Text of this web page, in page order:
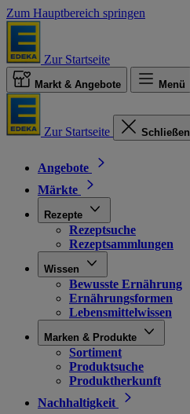
Zum Hauptbereich springen
Zur Startseite
Markt & Angebote Menü
Zur Startseite Schließen
Angebote
Märkte
Rezepte
Rezeptsuche
Rezeptsammlungen
Wissen
Bewusste Ernährung
Ernährungsformen
Lebensmittelwissen
Marken & Produkte
Sortiment
Produktsuche
Produktherkunft
Nachhaltigkeit